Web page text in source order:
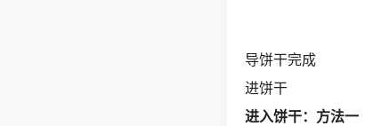
导饼干完成
进饼干
进入饼干：方法一